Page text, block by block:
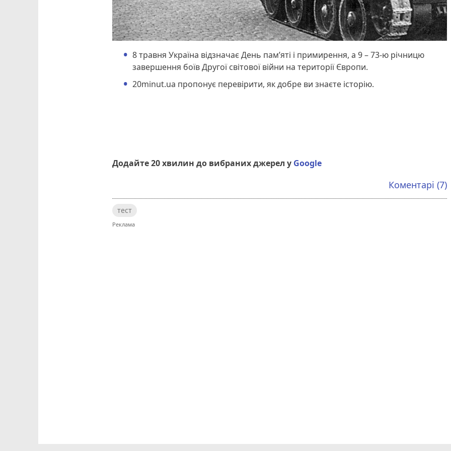
8 травня Україна відзначає День пам’яті і примирення, а 9 – 73-ю річницю
завершення боїв Другої світової війни на території Європи.
20minut.ua пропонує перевірити, як добре ви знаєте історію.
Додайте 20 хвилин до вибраних джерел у Google
Коментарі (7)
тест